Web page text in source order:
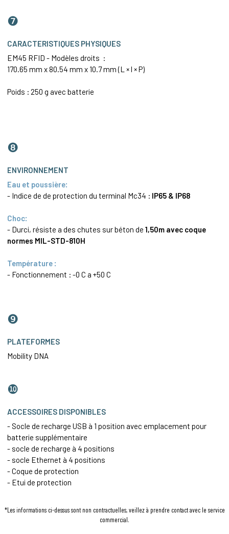
❼
CARACTERISTIQUES PHYSIQUES
EM45 RFID - Modèles droits :
170.65 mm x 80.54 mm x 10.7 mm (L × l × P)
Poids : 250 g avec batterie
❽
ENVIRONNEMENT
Eau et poussière:
- Indice de de protection du terminal Mc34 : IP65 & IP68
Choc:
- Durci, résiste a des chutes sur béton de 1,50m avec coque
normes MIL-STD-810H
Température :
- Fonctionnement : -0 C a +50 C
❾
PLATEFORMES
Mobility DNA
❿
ACCESSOIRES DISPONIBLES
- Socle de recharge USB à 1 position avec emplacement pour
batterie supplémentaire
- socle de recharge à 4 positions
- socle Ethernet à 4 positions
- Coque de protection
- Etui de protection
*Les informations ci-dessus sont non contractuelles, veillez à prendre contact avec le service
commercial.